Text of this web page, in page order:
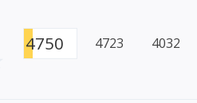
4750 4723 4032